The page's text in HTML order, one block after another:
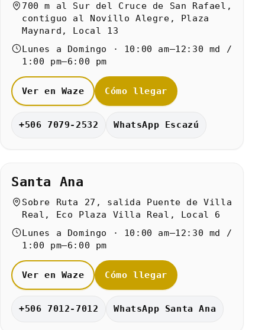
700 m al Sur del Cruce de San Rafael,
contiguo al Novillo Alegre, Plaza
Maynard, Local 13
Lunes a Domingo · 10:00 am–12:30 md /
1:00 pm–6:00 pm
Ver en Waze Cómo llegar
+506 7079-2532 WhatsApp Escazú
Santa Ana
Sobre Ruta 27, salida Puente de Villa
Real, Eco Plaza Villa Real, Local 6
Lunes a Domingo · 10:00 am–12:30 md /
1:00 pm–6:00 pm
Ver en Waze Cómo llegar
+506 7012-7012 WhatsApp Santa Ana